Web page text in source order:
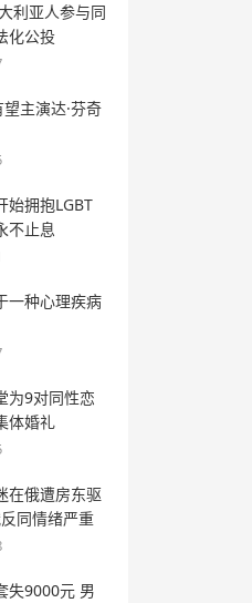
利亚人参与同
化公投
望主演达·芬奇
始拥抱LGBT
不止息
一种心理疾病
为9对同性恋
体婚礼
在俄遭房东驱
同情绪严重
失9000元 男